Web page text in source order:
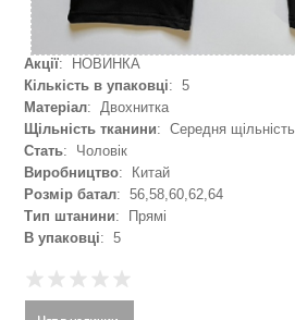
Акції: НОВИНКА
Кількість в упаковці: 5
Матеріал: Двохнитка
Щільність тканини: Середня щільність
Стать: Чоловік
Виробництво: Китай
Розмір батал: 56,58,60,62,64
Тип штанини: Прямі
В упаковці: 5